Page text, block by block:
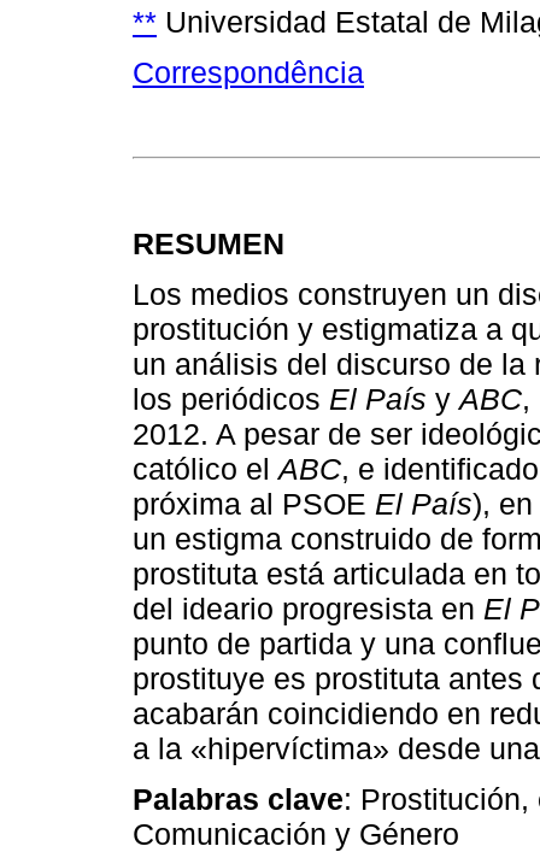
** Universidad Estatal de
Correspondência
RESUMEN
Los medios construyen un
prostitución y estigmatiza a
un análisis del discurso de la
los periódicos El País yABC,
2012. A pesar de ser
católico elABC, e
próxima al PSOE El País),
un estigma construido de
prostituta está articulada en
del ideario progresista en El
punto de partida y una
prostituye es prostituta antes
acabarán coincidiendo en
a la «hipervíctima» desde
Palabras clave:
Comunicación y Género